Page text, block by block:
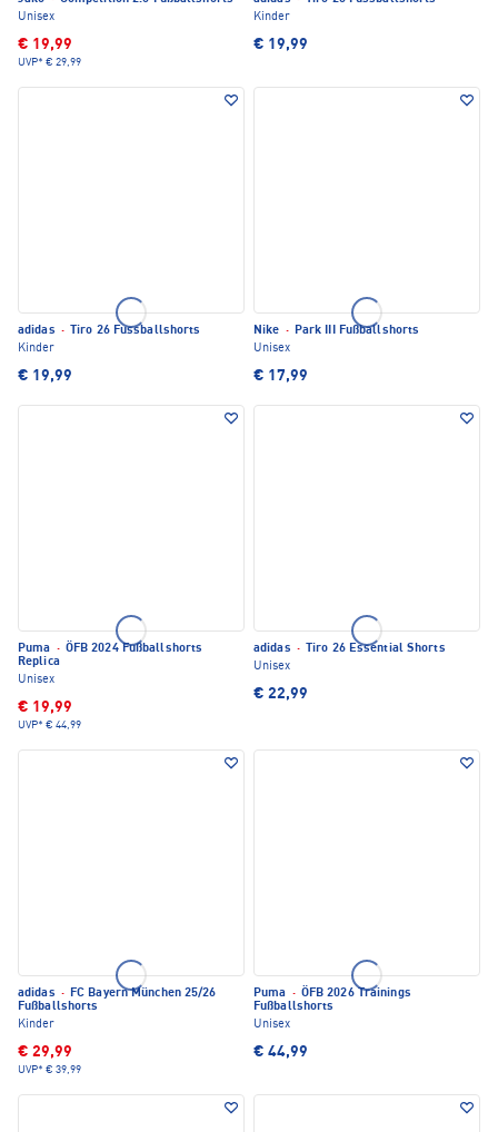
Unisex
€ 19,99
UVP* € 29,99
Kinder
€ 19,99
adidas ·
Tiro 26 Fussballshorts
Kinder
€ 19,99
Nike · Park III Fußballshorts
Unisex
€ 17,99
Puma · ÖFB 2024 Fußballshorts
Replica
Unisex
€ 19,99
UVP* € 44,99
adidas ·
Tiro 26 Essential Shorts
Unisex
€ 22,99
adidas · FC Bayern München 25/26
Fußballshorts
Kinder
€ 29,99
UVP* € 39,99
Puma · ÖFB 2026 Trainings
Fußballshorts
Unisex
€ 44,99